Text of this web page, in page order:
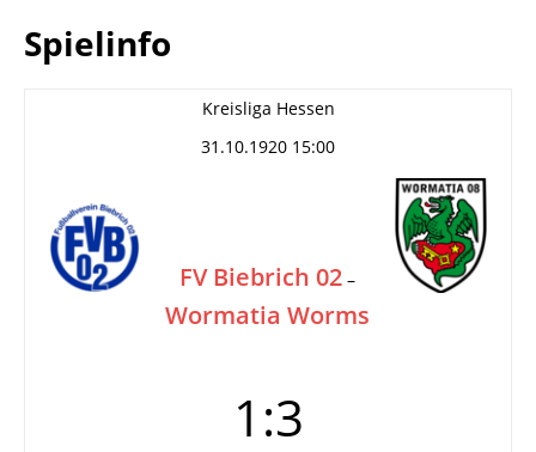
Spielinfo
Kreisliga Hessen
31.10.1920 15:00
FV Biebrich 02 –
Wormatia Worms
1:3